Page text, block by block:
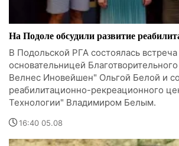
На Подоле обсудили развитие
В Подольской РГА состоялась встреча
основательницей
Велнес Иновейшен" Ольгой Белой и
реабилитационно-рекреационного
Технологии" Владимиром Белым.
16:40 05.08